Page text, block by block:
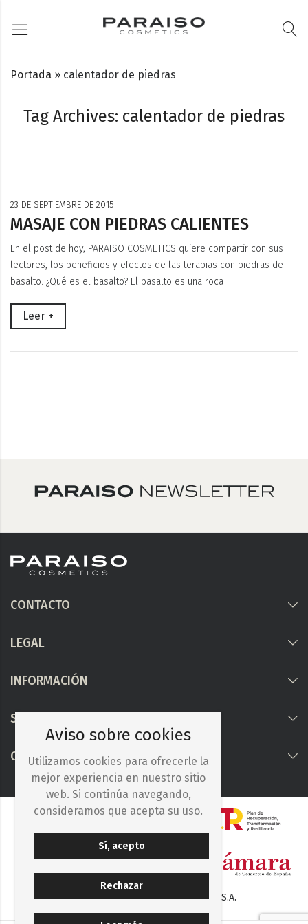
Tag Archives: calentador de piedras
Portada » calentador de piedras
23 DE SEPTIEMBRE DE 2015
MASAJE CON PIEDRAS CALIENTES
En el post de hoy, PARAISO COSMETICS quiere compartir con sus
lectores, los beneficios y efectos de las terapias con piedras de
basalto. ¿Qué es el basalto? El basalto es una roca
Leer +
CONTACTO
LEGAL
INFORMACIÓN
Síguenos
COLABORAMOS CON
© 2025. Iberocelulosa Madrileña, S.A.
Aviso sobre cookies
Utilizamos cookies para ofrecerle la
mejor experiencia en nuestro sitio
web. Si continúa navegando,
consideramos que acepta su uso.
Sí, acepto
Rechazar